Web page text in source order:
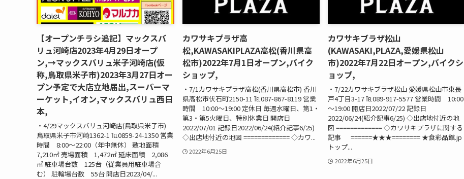
【オープンチラシ追記】マックスバ
リュ河崎店2023年4月29日オープ
ン,→マックスバリュ米子河崎店(仮
称,鳥取県米子市)2023年3月27日オー
プン予定で大店立地届出,スーパーマ
ーケット,イオン,マックスバリュ西日
本,
・4/29マックスバリュ河崎店(鳥取県米子市)
鳥取県米子市河崎1362-1 ℡0859-24-1350 営業
時間 8:00～22:00（年中無休） 敷地面積
7,210㎡ 売場面積 1,472㎡ 延床面積 2,086
㎡ 駐車場台数 125台（従業員用駐車場含
む） 駐輪場台数 55台 開店日2023/04/...
カワサキプラザ高
松,KAWASAKIPLAZA高松(香川県高
松市)2022年7月1日オープン,バイク
ショップ,
・7/1カワサキプラザ高松(香川県高松市) 香川
県高松市伏石町2150-11 ℡087-867-8119 営業
時間 10:00～19:00 定休日 毎週水曜日、第1・
第3・第5火曜日、特別休業日 開店日
2022/07/01 記録日2022/06/24(紹介記事6/25)
◇出店地付近の地図 ============= ◇カワ...
2022年6月25日
カワサキブラザ松山
(KAWASAKI,PLAZA,愛媛県松山
市)2022年7月22日オープン,バイクシ
ョップ,
・7/22カワサキブラザ松山 愛媛県松山市東長
戸4丁目3-17 ℡089-917-5577 営業時間 10:00
～19:00 開店日2022/07/22 記録日
2022/06/24(紹介記事6/25) ◇出店地付近の地
図 ============= ◇カワサキプラザに関する
記事 ======★★★======== ★食彩品館.jp
トップ...
2022年6月25日